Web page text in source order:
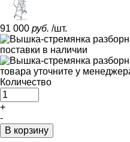
91 000 руб. /шт.
поставки в наличии
товара уточните у
Количество
+
-
В корзину